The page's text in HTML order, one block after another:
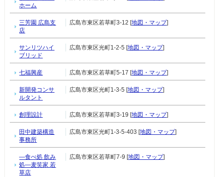
ホーム
三芳園 広島支
店
広島市東区若草町3-12 [地図・マップ]
サンリツハイ
ブリッド
広島市東区光町1-2-5 [地図・マップ]
七福興産 広島市東区若草町5-17 [地図・マップ]
新開発コンサ
ルタント
広島市東区光町1-3-5 [地図・マップ]
創理設計 広島市東区若草町3-19 [地図・マップ]
田中建築構造
事務所
広島市東区光町1-3-5-403 [地図・マップ]
―食べ処 飲み
処―麦笑家 若
草店
広島市東区若草町7-9 [地図・マップ]